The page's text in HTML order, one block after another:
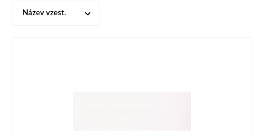
Název vzest.